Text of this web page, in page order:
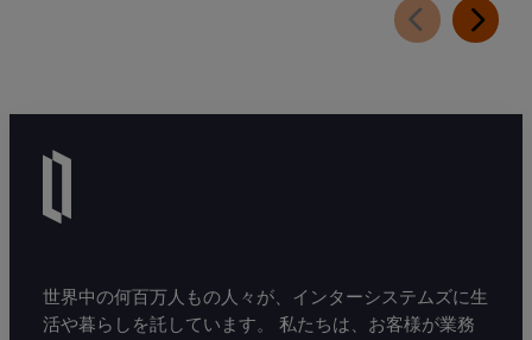
世界中の何百万人もの人々が、インターシステムズに生
活や暮らしを託しています。 私たちは、お客様が業務